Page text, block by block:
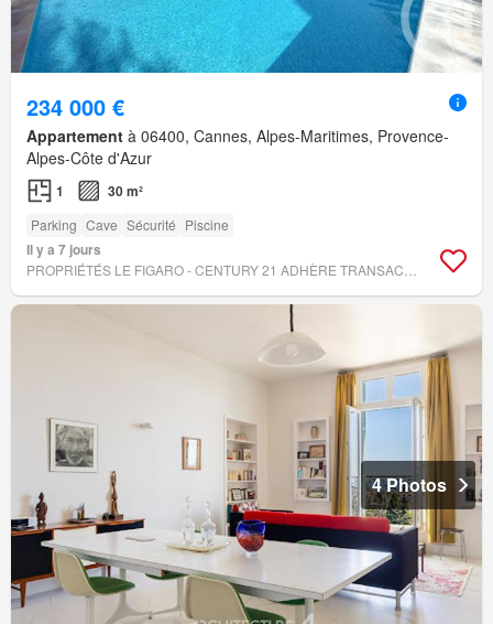
234 000 €
Appartement à 06400, Cannes, Alpes-Maritimes, Provence-
Alpes-Côte d'Azur
1 30 m²
Parking Cave Sécurité Piscine
Il y a 7 jours
4 Photos